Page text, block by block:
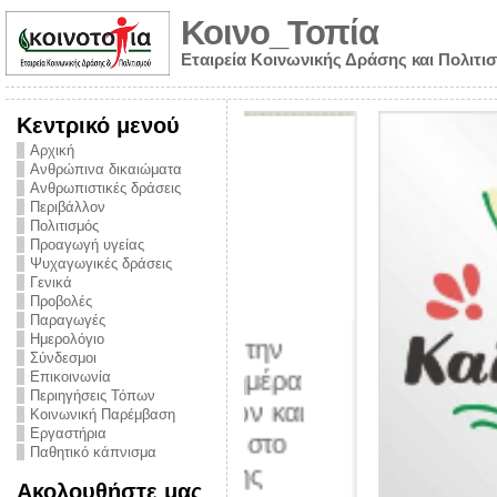
Κοινο_Τοπία
Εταιρεία Κοινωνικής Δράσης και
Κεντρικό μενού
Αρχική
Ανθρώπινα δικαιώματα
Ανθρωπιστικές δράσεις
Περιβάλλον
Πολιτισμός
Προαγωγή υγείας
Ψυχαγωγικές δράσεις
Γενικά
Προβολές
Παραγωγές
Ημερολόγιο
Σύνδεσμοι
Επικοινωνία
Περιηγήσεις Τόπων
Κοινωνική Παρέμβαση
Εργαστήρια
Παθητικό κάπνισμα
Ακολουθήστε μας
από την
την ημέρα
και
στο